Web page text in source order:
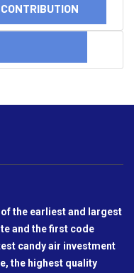
the earliest and largest
and the first code
candy air investment
the highest quality